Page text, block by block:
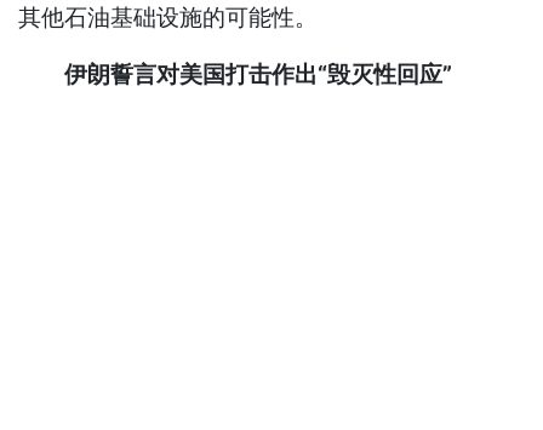
其他石油基础设施的可能性。
伊朗誓言对美国打击作出“毁灭性回应”